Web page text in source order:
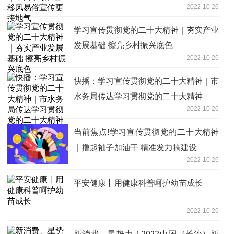
2022-10-26
学习宣传贯彻党的二十大精神｜夯实产业
发展基础 擦亮乡村振兴底色
2022-10-26
快播：学习宣传贯彻党的二十大精神｜市
水务局传达学习贯彻党的二十大精神
2022-10-26
当前焦点!学习宣传贯彻党的二十大精神
｜撸起袖子加油干 精准发力搞建设
2022-10-26
平安健康丨用健康科普呵护幼苗成长
2022-10-26